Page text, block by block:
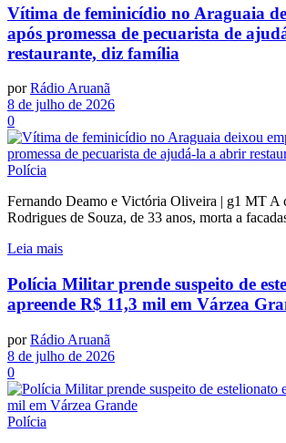
Vítima de feminicídio no Araguaia
após promessa de pecuarista de
restaurante, diz família
por Rádio Aruanã
8 de julho de 2026
0
Polícia
Fernando Deamo e Victória Oliveira | g1 MT A
Rodrigues de Souza, de 33 anos, morta a
Leia mais
Polícia Militar prende suspeito de
apreende R$ 11,3 mil em Várzea
por Rádio Aruanã
8 de julho de 2026
0
Polícia